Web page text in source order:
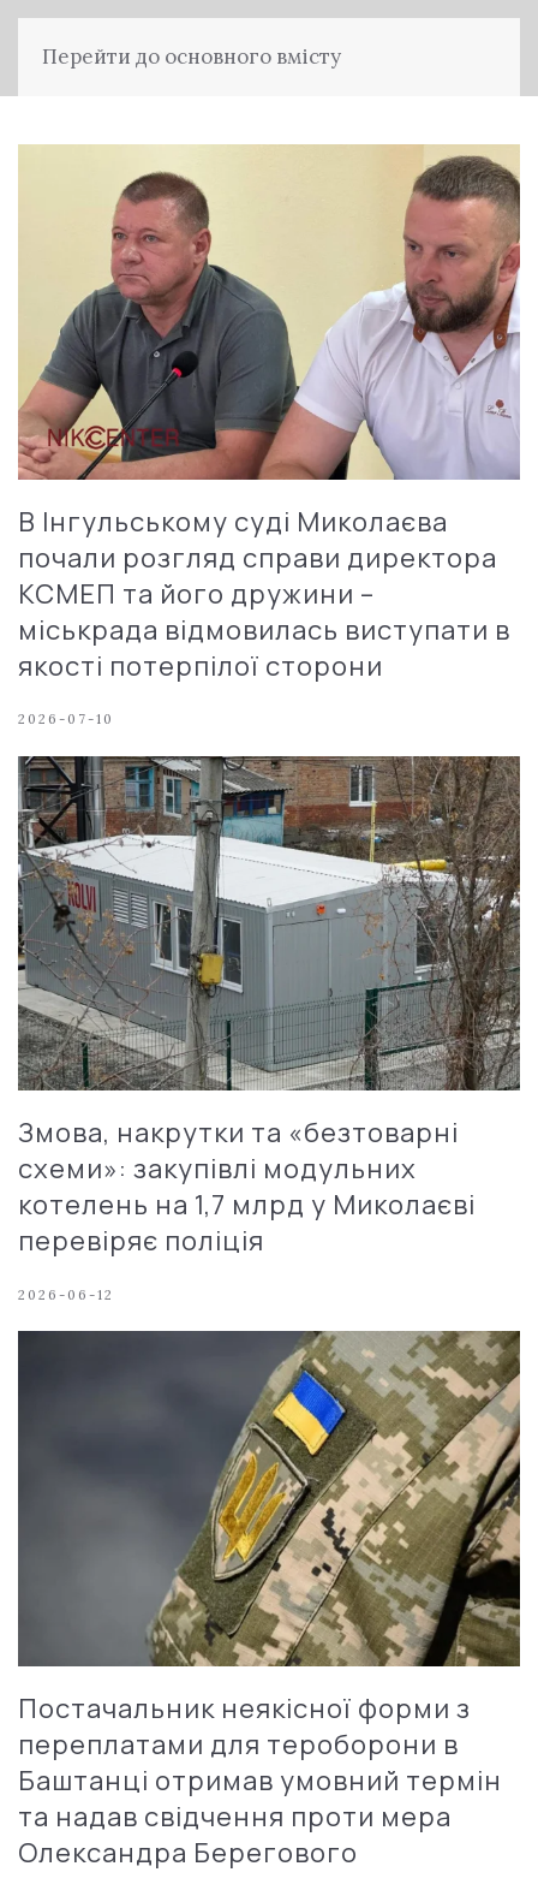
Перейти до основного вмісту
В Інгульському суді Миколаєва
почали розгляд справи директора
КСМЕП та його дружини –
міськрада відмовилась виступати в
якості потерпілої сторони
2026-07-10
Змова, накрутки та «безтоварні
схеми»: закупівлі модульних
котелень на 1,7 млрд у Миколаєві
перевіряє поліція
2026-06-12
Постачальник неякісної форми з
переплатами для тероборони в
Баштанці отримав умовний термін
та надав свідчення проти мера
Олександра Берегового